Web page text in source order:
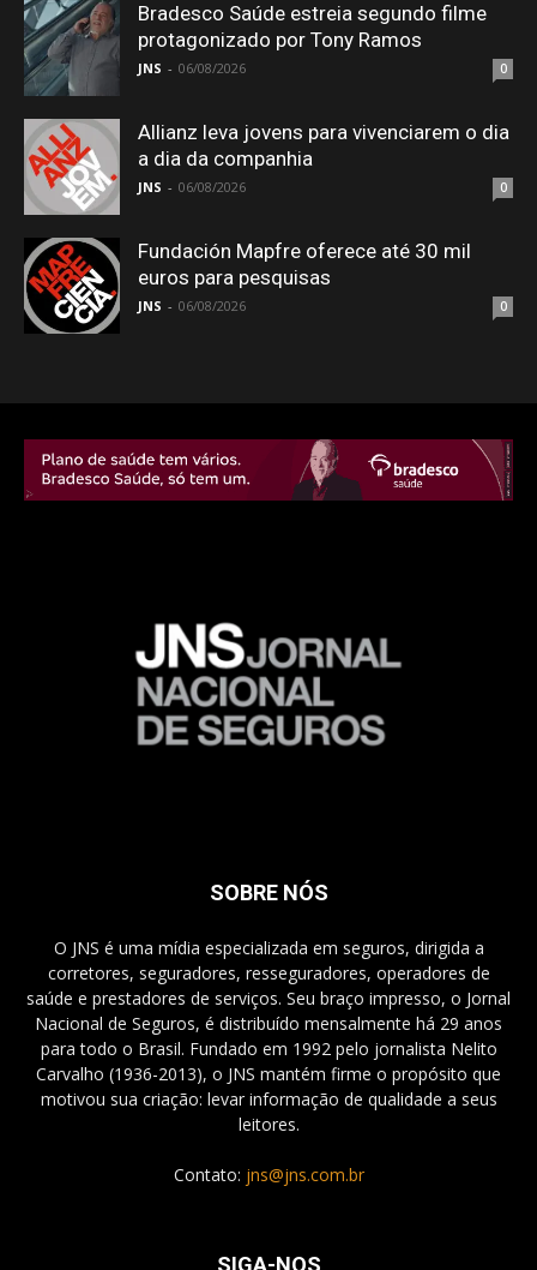
Bradesco Saúde estreia segundo filme
protagonizado por Tony Ramos
JNS - 06/08/2026 0
Allianz leva jovens para vivenciarem o dia
a dia da companhia
JNS - 06/08/2026 0
Fundación Mapfre oferece até 30 mil
euros para pesquisas
JNS - 06/08/2026 0
SOBRE NÓS
O JNS é uma mídia especializada em seguros, dirigida a
corretores, seguradores, resseguradores, operadores de
saúde e prestadores de serviços. Seu braço impresso, o Jornal
Nacional de Seguros, é distribuído mensalmente há 29 anos
para todo o Brasil. Fundado em 1992 pelo jornalista Nelito
Carvalho (1936-2013), o JNS mantém firme o propósito que
motivou sua criação: levar informação de qualidade a seus
leitores.
Contato: jns@jns.com.br
SIGA-NOS